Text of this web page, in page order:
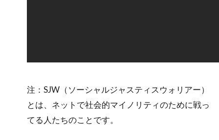
注：SJW（ソーシャルジャスティスウォリアー）
とは、ネットで社会的マイノリティのために戦っ
てる人たちのことです。